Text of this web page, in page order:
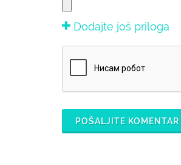
Dodajte još priloga
POŠALJITE KOMENTAR